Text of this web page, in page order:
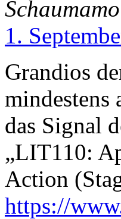
1.
Grandios
mindestens
das Signal
„LIT110:
Action
https://